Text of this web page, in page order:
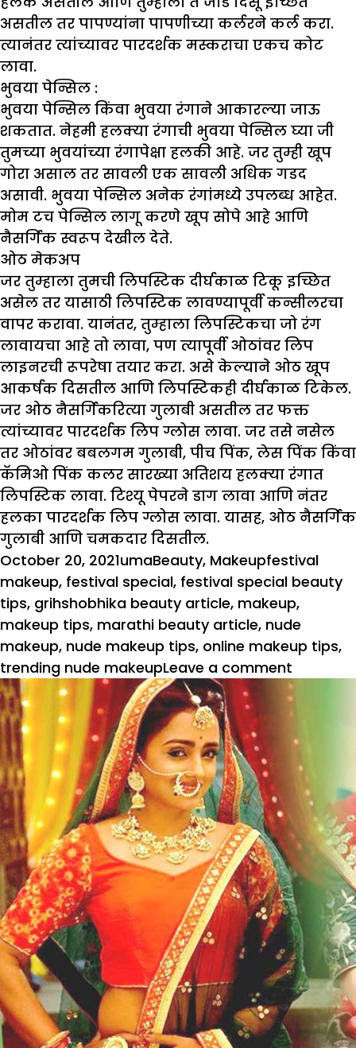
असतील तर पापण्यांना पापणीच्या कर्लरने कर्ल करा.
त्यानंतर त्यांच्यावर पारदर्शक मस्कराचा एकच कोट
लावा.
भुवया पेन्सिल :
भुवया पेन्सिल किंवा भुवया रंगाने आकारल्या जाऊ
शकतात. नेहमी हलक्या रंगाची भुवया पेन्सिल घ्या जी
तुमच्या भुवयांच्या रंगापेक्षा हलकी आहे. जर तुम्ही खूप
गोरा असाल तर सावली एक सावली अधिक गडद
असावी. भुवया पेन्सिल अनेक रंगांमध्ये उपलब्ध आहेत.
मोम टच पेन्सिल लागू करणे खूप सोपे आहे आणि
नैसर्गिक स्वरूप देखील देते.
ओठ मेकअप
जर तुम्हाला तुमची लिपस्टिक दीर्घकाळ टिकू इच्छित
असेल तर यासाठी लिपस्टिक लावण्यापूर्वी कन्सीलरचा
वापर करावा. यानंतर, तुम्हाला लिपस्टिकचा जो रंग
लावायचा आहे तो लावा, पण त्यापूर्वी ओठांवर लिप
लाइनरची रूपरेषा तयार करा. असे केल्याने ओठ खूप
आकर्षक दिसतील आणि लिपस्टिकही दीर्घकाळ टिकेल.
जर ओठ नैसर्गिकरित्या गुलाबी असतील तर फक्त
त्यांच्यावर पारदर्शक लिप ग्लोस लावा. जर तसे नसेल
तर ओठांवर बबलगम गुलाबी, पीच पिंक, लेस पिंक किंवा
कॅमिओ पिंक कलर सारख्या अतिशय हलक्या रंगात
लिपस्टिक लावा. टिश्यू पेपरने डाग लावा आणि नंतर
हलका पारदर्शक लिप ग्लोस लावा. यासह, ओठ नैसर्गिक
गुलाबी आणि चमकदार दिसतील.
Posted
on
October 20, 2021Author
umaCategories
Beauty, MakeupTags
festival
makeup, festival special, festival special beauty
tips, grihshobhika beauty article, makeup,
makeup tips, marathi beauty article, nude
makeup, nude makeup tips, online makeup tips,
trending nude makeupLeave a comment
Festive
Special
मेकअप
ट्रेंडमध्ये
आहे